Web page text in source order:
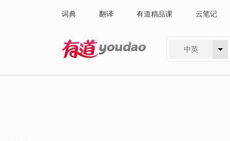
词典 翻译 有道精品课 云笔记
中英